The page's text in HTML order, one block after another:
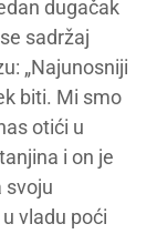
dugačak
sadržaj
„Najunosniji
biti. Mi smo
otići u
i on je
svoju
vladu poći